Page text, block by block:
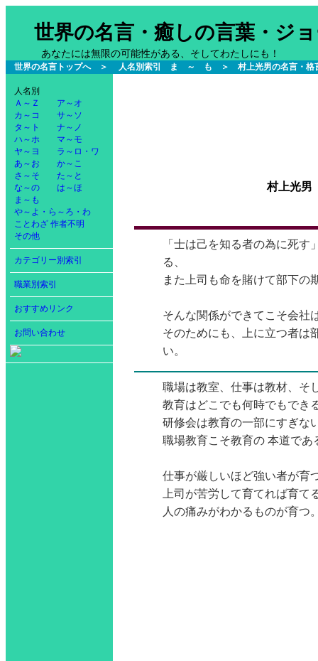
世界の名言・癒しの言葉・ジ
あなたには無限の可能性がある、そしてわたしにも！
世界の名言トップへ＞ 人名別索引 ま ～ も ＞ 村上光男の名言・格
人名別
Ａ～Ｚ
ア～オ
カ～コ
サ～ソ
タ～ト
ナ～ノ
ハ～ホ
マ～モ
ヤ～ヨ
ラ～ロ・ワ
あ～お
か～こ
さ～そ
た～と
な～の
は～ほ
ま～も
や～よ・ら～ろ・わ
ことわざ 作者不明
その他
カテゴリー別索引
職業別索引
おすすめリンク
お問い合わせ
村上光
「士は己を知る者の為に死
る、
また上司も命を賭けて部下の
そんな関係ができてこそ会社
そのためにも、上に立つ者は
い。
職場は教室、仕事は教材、そ
教育はどこでも何時でもでき
研修会は教育の一部にすぎな
職場教育こそ教育の 本道であ
仕事が厳しいほど強い者が育
上司が苦労して育てれば育て
人の痛みがわかるものが育つ